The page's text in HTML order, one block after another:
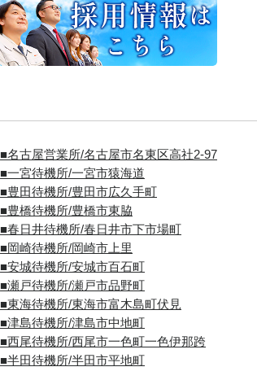
■名古屋営業所/名古屋市名東区高社2-97
■一宮待機所/一宮市猿海道
■豊田待機所/豊田市広久手町
■豊橋待機所/豊橋市東脇
■春日井待機所/春日井市下市場町
■岡崎待機所/岡崎市上里
■安城待機所/安城市百石町
■瀬戸待機所/瀬戸市品野町
■東海待機所/東海市富木島町伏見
■津島待機所/津島市中地町
■西尾待機所/西尾市一色町一色伊那跨
■半田待機所/半田市平地町